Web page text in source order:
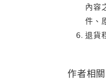
內容
件、
退貨
作者相